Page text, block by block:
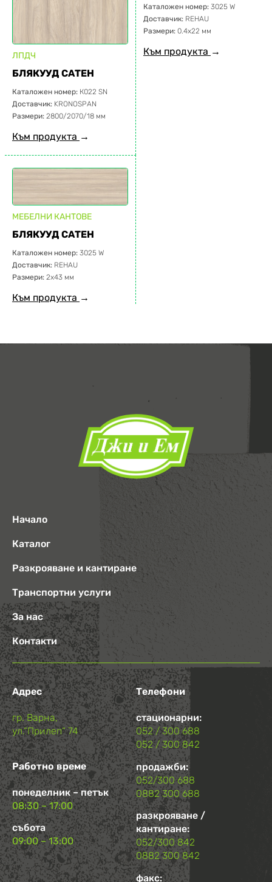
ЛПДЧ
БЛЯКУУД САТЕН
Каталожен номер: К022 SN
Доставчик: KRONOSPAN
Размери: 2800/2070/18 мм
Към продукта →
Каталожен номер: 3025 W
Доставчик: REHAU
Размери: 0.4х22 мм
Към продукта →
МЕБЕЛНИ КАНТОВЕ
БЛЯКУУД САТЕН
Каталожен номер: 3025 W
Доставчик: REHAU
Размери: 2х43 мм
Към продукта →
Начало
Каталог
Разкрояване и кантиране
Транспортни услуги
За нас
Контакти
Адрес
гр. Варна,
ул.“Прилеп“ 74
Работно време
понеделник – петък
08:30 – 17:00
събота
09:00 – 13:00
Телефони
стационарни:
052 / 300 688
052 / 300 842
продажби:
052/300 688
0882 300 688
разкрояване /
кантиране:
052/300 842
0882 300 842
факс: